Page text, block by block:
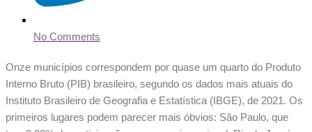
No Comments
Onze municípios correspondem por quase um quarto do Produto
Interno Bruto (PIB) brasileiro, segundo os dados mais atuais do
Instituto Brasileiro de Geografia e Estatística (IBGE), de 2021. Os
primeiros lugares podem parecer mais óbvios: São Paulo, que